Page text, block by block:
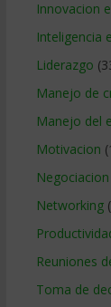
Innovacion
Inteligencia
Liderazgo
Manejo de
Manejo del
Motivacion
Negociacion
Networking
Reuniones
Toma de